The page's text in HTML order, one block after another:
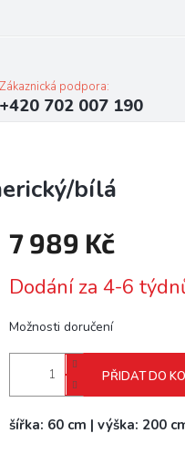
Zákaznická podpora:
+420 702 007 190
bílá
7 989 Kč
cena:
Dodání za 4-6
Možnosti doručení
PŘIDAT DO
šířka: 60 cm | výška: 200